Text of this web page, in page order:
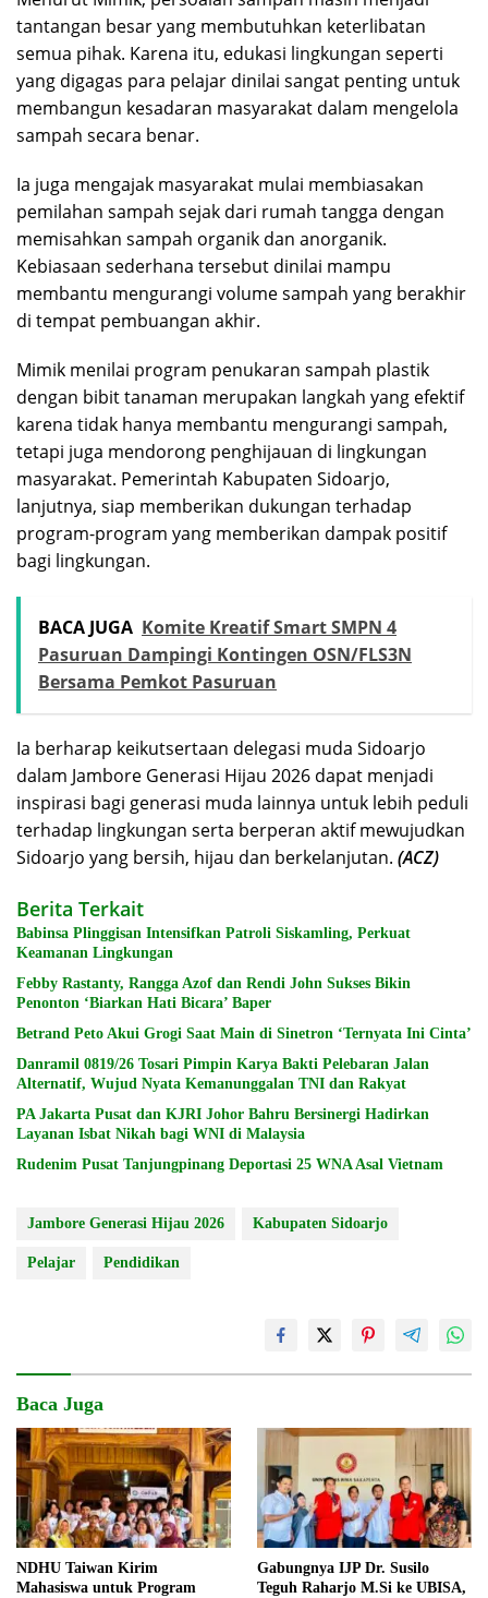
tantangan besar yang membutuhkan keterlibatan
semua pihak. Karena itu, edukasi lingkungan seperti
yang digagas para pelajar dinilai sangat penting untuk
membangun kesadaran masyarakat dalam mengelola
sampah secara benar.
Ia juga mengajak masyarakat mulai membiasakan
pemilahan sampah sejak dari rumah tangga dengan
memisahkan sampah organik dan anorganik.
Kebiasaan sederhana tersebut dinilai mampu
membantu mengurangi volume sampah yang berakhir
di tempat pembuangan akhir.
Mimik menilai program penukaran sampah plastik
dengan bibit tanaman merupakan langkah yang efektif
karena tidak hanya membantu mengurangi sampah,
tetapi juga mendorong penghijauan di lingkungan
masyarakat. Pemerintah Kabupaten Sidoarjo,
lanjutnya, siap memberikan dukungan terhadap
program-program yang memberikan dampak positif
bagi lingkungan.
BACA JUGA Komite Kreatif Smart SMPN 4
Pasuruan Dampingi Kontingen OSN/FLS3N
Bersama Pemkot Pasuruan
Ia berharap keikutsertaan delegasi muda Sidoarjo
dalam Jambore Generasi Hijau 2026 dapat menjadi
inspirasi bagi generasi muda lainnya untuk lebih peduli
terhadap lingkungan serta berperan aktif mewujudkan
Sidoarjo yang bersih, hijau dan berkelanjutan. (ACZ)
Berita Terkait
Babinsa Plinggisan Intensifkan Patroli Siskamling, Perkuat
Keamanan Lingkungan
Febby Rastanty, Rangga Azof dan Rendi John Sukses Bikin
Penonton ‘Biarkan Hati Bicara’ Baper
Betrand Peto Akui Grogi Saat Main di Sinetron ‘Ternyata Ini Cinta’
Danramil 0819/26 Tosari Pimpin Karya Bakti Pelebaran Jalan
Alternatif, Wujud Nyata Kemanunggalan TNI dan Rakyat
PA Jakarta Pusat dan KJRI Johor Bahru Bersinergi Hadirkan
Layanan Isbat Nikah bagi WNI di Malaysia
Rudenim Pusat Tanjungpinang Deportasi 25 WNA Asal Vietnam
Jambore Generasi Hijau 2026 Kabupaten Sidoarjo
Pelajar Pendidikan
Baca Juga
NDHU Taiwan Kirim
Mahasiswa untuk Program
Gabungnya IJP Dr. Susilo
Teguh Raharjo M.Si ke UBISA,